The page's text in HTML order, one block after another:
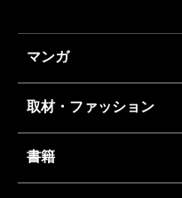
マンガ
取材・ファッション
書籍